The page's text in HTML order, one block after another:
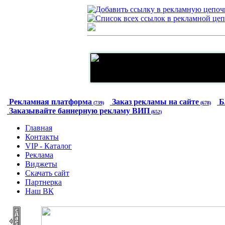
Рекламная платформа (739) Заказ рекламы на сайте (678)
Заказывайте баннерную рекламу ВИП (652)
Главная
Контакты
VIP - Каталог
Реклама
Виджеты
Скачать сайт
Партнерка
Наш ВК